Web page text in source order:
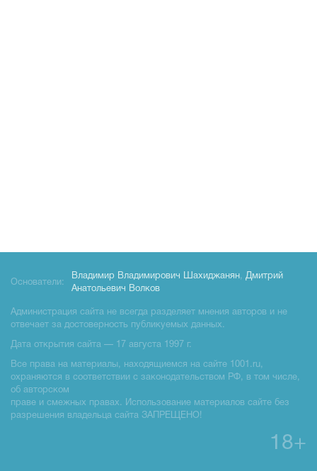
Основатели:
Владимир Владимирович Шахиджанян, Дмитрий
Анатольевич Волков
Администрация сайта не всегда разделяет мнения авторов и не
отвечает за достоверность публикуемых данных.
Дата открытия сайта — 17 августа 1997 г.
Все права на материалы, находящиемся на сайте 1001.ru,
охраняются в соответствии с законодательством РФ, в том числе,
об авторском
праве и смежных правах. Использование материалов сайте без
разрешения владельца сайта ЗАПРЕЩЕНО!
18+